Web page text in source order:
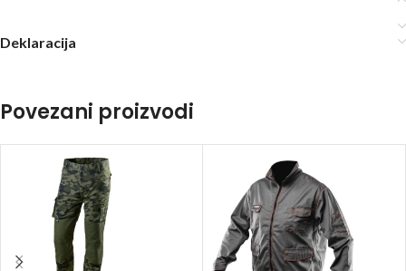
Deklaracija
Povezani proizvodi